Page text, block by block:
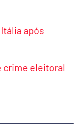
após
crime eleitoral